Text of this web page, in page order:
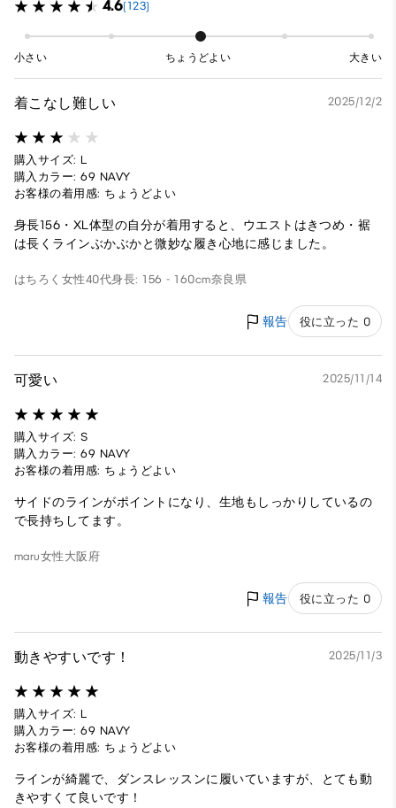
4.6(123)
小さい ちょうどよい 大きい
着こなし難しい 2025/12/2
購入サイズ: L
購入カラー: 69 NAVY
お客様の着用感: ちょうどよい
身長156・XL体型の自分が着用すると、ウエストはきつめ・裾
は長くラインぶかぶかと微妙な履き心地に感じました。
はちろく 女性40代身長: 156 - 160cm奈良県
報告 役に立った 0
可愛い 2025/11/14
購入サイズ: S
購入カラー: 69 NAVY
お客様の着用感: ちょうどよい
サイドのラインがポイントになり、生地もしっかりしているの
で長持ちしてます。
maru女性 大阪府
報告 役に立った 0
動きやすいです！ 2025/11/3
購入サイズ: L
購入カラー: 69 NAVY
お客様の着用感: ちょうどよい
ラインが綺麗で、ダンスレッスンに履いていますが、とても動
きやすくて良いです！